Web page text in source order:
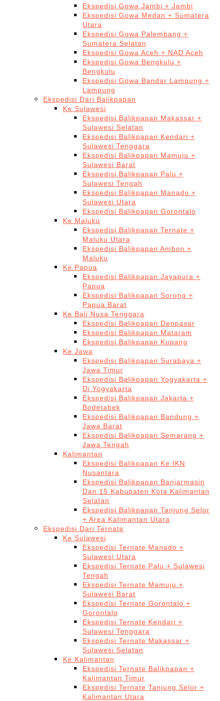
Ekspedisi Gowa Jambi + Jambi
Ekspedisi Gowa Medan + Sumatera
Utara
Ekspedisi Gowa Palembang +
Sumatera Selatan
Ekspedisi Gowa Aceh + NAD Aceh
Ekspedisi Gowa Bengkulu +
Bengkulu
Ekspedisi Gowa Bandar Lampung +
Lampung
Ekspedisi Dari Balikpapan
Ke Sulawesi
Ekspedisi Balikpapan Makassar +
Sulawesi Selatan
Ekspedisi Balikpapan Kendari +
Sulawesi Tenggara
Ekspedisi Balikpapan Mamuju +
Sulawesi Barat
Ekspedisi Balikpapan Palu +
Sulawesi Tengah
Ekspedisi Balikpapan Manado +
Sulawesi Utara
Ekspedisi Balikpapan Gorontalo
Ke Maluku
Ekspedisi Balikpapan Ternate +
Maluku Utara
Ekspedisi Balikpapan Ambon +
Maluku
Ke Papua
Ekspedisi Balikpapan Jayapura +
Papua
Ekspedisi Balikpapan Sorong +
Papua Barat
Ke Bali Nusa Tenggara
Ekspedisi Balikpapan Denpasar
Ekspedisi Balikpapan Mataram
Ekspedisi Balikpapan Kupang
Ke Jawa
Ekspedisi Balikpapan Surabaya +
Jawa Timur
Ekspedisi Balikpapan Yogyakarta +
Di Yogyakarta
Ekspedisi Balikpapan Jakarta +
Bodetabek
Ekspedisi Balikpapan Bandung +
Jawa Barat
Ekspedisi Balikpapan Semarang +
Jawa Tengah
Kalimantan
Ekspedisi Balikpapan Ke IKN
Nusantara
Ekspedisi Balikpapan Banjarmasin
Dan 15 Kabupaten Kota Kalimantan
Selatan
Ekspedisi Balikpapan Tanjung Selor
+ Area Kalimantan Utara
Ekspedisi Dari Ternate
Ke Sulawesi
Ekspedisi Ternate Manado +
Sulawesi Utara
Ekspedisi Ternate Palu + Sulawesi
Tengah
Ekspedisi Ternate Mamuju +
Sulawesi Barat
Ekspedisi Ternate Gorontalo +
Gorontalo
Ekspedisi Ternate Kendari +
Sulawesi Tenggara
Ekspedisi Ternate Makassar +
Sulawesi Selatan
Ke Kalimantan
Ekspedisi Ternate Balikpapan +
Kalimantan Timur
Ekspedisi Ternate Tanjung Selor +
Kalimantan Utara